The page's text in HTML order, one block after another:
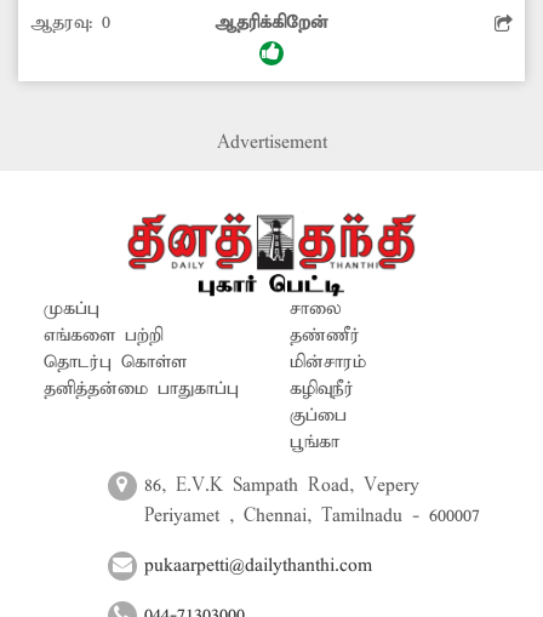
மண்பாதைகள் மழைக்காலங்களில்
சேறும்,சகதியுமாக மாறிவிடுகிறது. இதனால்
நடந்து செல்ல முடியாத சூழல் ஏற்பட்டுள்ளது.
வருகின்றனர். எனவே, சம்பந்தப்பட்ட
அதிகாரிகள் மேற்கண்ட பகுதியில் சாலை வசதி
செய்து தர நடவடிக்கை எடுப்பார்களா?
ஆதரவு: 0 ஆதரிக்கிறேன்
Advertisement
முகப்பு
எங்களை பற்றி
தொடர்பு கொள்ள
தனித்தன்மை பாதுகாப்பு
சாலை
தண்ணீர்
மின்சாரம்
கழிவுநீர்
குப்பை
பூங்கா
86, E.V.K Sampath Road, Vepery
Periyamet , Chennai, Tamilnadu - 600007
pukaarpetti@dailythanthi.com